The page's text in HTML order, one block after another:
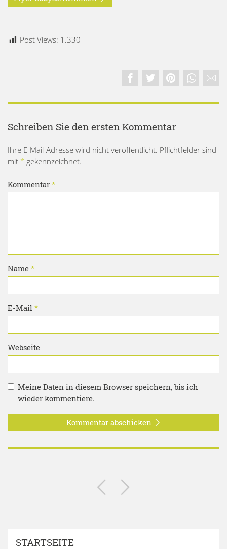
Post Views: 1.330
Schreiben Sie den ersten Kommentar
Ihre E-Mail-Adresse wird nicht veröffentlicht. Pflichtfelder sind
mit * gekennzeichnet.
Kommentar *
Name *
E-Mail *
Webseite
Meine Daten in diesem Browser speichern, bis ich
wieder kommentiere.
Kommentar abschicken
STARTSEITE